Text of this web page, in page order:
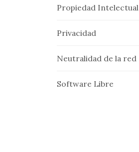
Propiedad Intelectual
Privacidad
Neutralidad de la red
Software Libre